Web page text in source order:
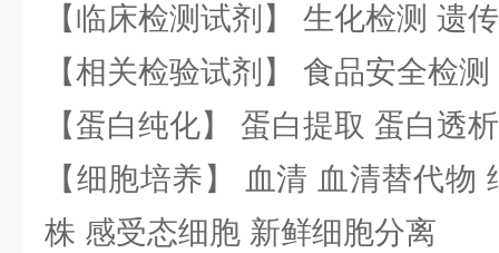
【临床检测试剂】 生化检测 遗
【相关检验试剂】 食品安全检
【蛋白纯化】 蛋白提取 蛋白透
【细胞培养】 血清 血清替代物
株 感受态细胞 新鲜细胞分离